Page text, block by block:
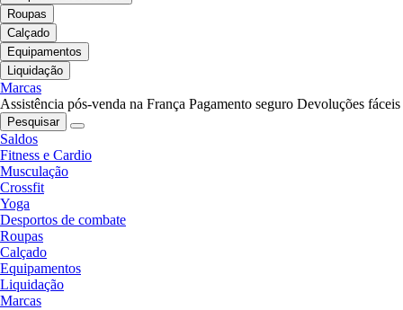
Roupas
Calçado
Equipamentos
Liquidação
Marcas
Assistência pós-venda na França Pagamento seguro Devoluções fáceis
Pesquisar
Saldos
Fitness e Cardio
Musculação
Crossfit
Yoga
Desportos de combate
Roupas
Calçado
Equipamentos
Liquidação
Marcas